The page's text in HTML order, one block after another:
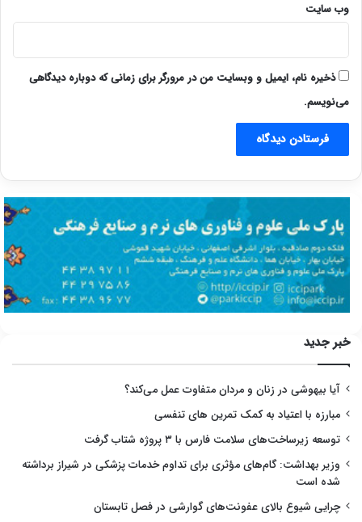
وب‌ سایت
ذخیره نام، ایمیل و وبسایت من در مرورگر برای زمانی که دوباره دیدگاهی
می‌نویسم.
خبر جدید
آیا بیهوشی در زنان و مردان متفاوت عمل می‌کند؟
مبارزه با اعتیاد به کمک تمرین های تنفسی
توسعه زیرساخت‌های سلامت فارس با ۳ پروژه شتاب گرفت
وزیر بهداشت: گام‌های مؤثری برای تداوم خدمات پزشکی در شیراز برداشته
شده است
چرایی شیوع بالای عفونت‌های گوارشی در فصل تابستان